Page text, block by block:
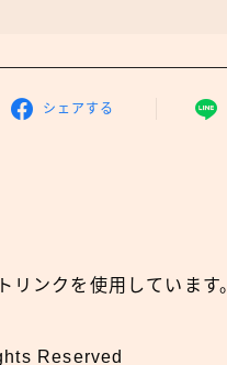
シェアする
リンクを使用しています
Reserved